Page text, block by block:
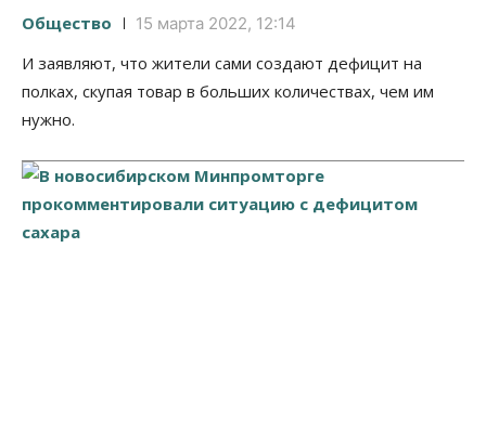
Общество 15 марта 2022, 12:14
И заявляют, что жители сами создают дефицит на
полках, скупая товар в больших количествах, чем им
нужно.